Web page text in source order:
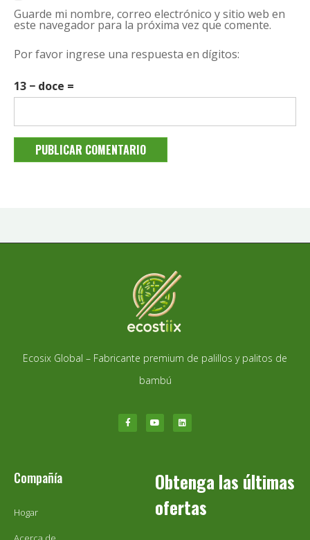
Guarde mi nombre, correo electrónico y sitio web en
este navegador para la próxima vez que comente.
Por favor ingrese una respuesta en dígitos:
13 − doce =
Ecosix Global – Fabricante premium de palillos y palitos de
bambú
Compañía
Hogar
Obtenga las últimas
ofertas